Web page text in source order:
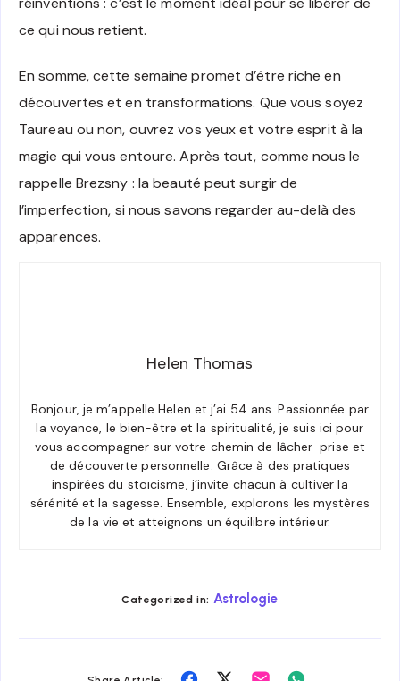
ce qui nous retient.
En somme, cette semaine promet d’être riche en
découvertes et en transformations. Que vous soyez
Taureau ou non, ouvrez vos yeux et votre esprit à la
magie qui vous entoure. Après tout, comme nous le
rappelle Brezsny : la beauté peut surgir de
l’imperfection, si nous savons regarder au-delà des
apparences.
Helen Thomas
Bonjour, je m’appelle Helen et j’ai 54 ans. Passionnée par
la voyance, le bien-être et la spiritualité, je suis ici pour
vous accompagner sur votre chemin de lâcher-prise et
de découverte personnelle. Grâce à des pratiques
inspirées du stoïcisme, j’invite chacun à cultiver la
sérénité et la sagesse. Ensemble, explorons les mystères
de la vie et atteignons un équilibre intérieur.
Categorized in: Astrologie